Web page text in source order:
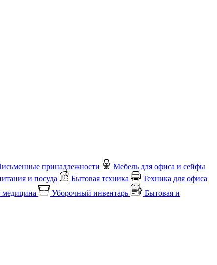
принадлежности
Мебель для офиса и сейфы
и посуда Бытовая техника
Техника для офиса
медицина Уборочный инвентарь
Бытовая и